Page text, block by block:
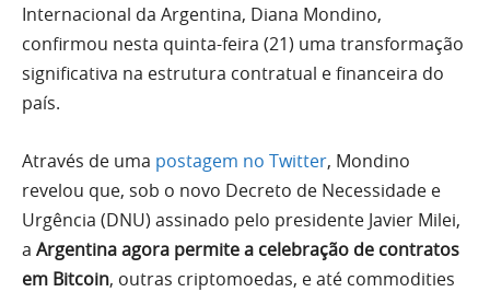
Internacional da Argentina, Diana Mondino,
confirmou nesta quinta-feira (21) uma transformação
significativa na estrutura contratual e financeira do
país.
Através de uma postagem no Twitter, Mondino
revelou que, sob o novo Decreto de Necessidade e
Urgência (DNU) assinado pelo presidente Javier Milei,
a Argentina agora permite a celebração de contratos
em Bitcoin, outras criptomoedas, e até commodities